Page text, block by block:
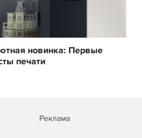
новинка: Первые
печати
Реклама